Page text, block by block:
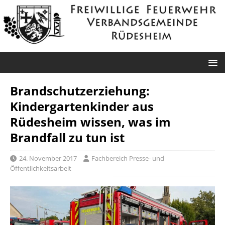
Brandschutzerziehung:
Kindergartenkinder aus
Rüdesheim wissen, was im
Brandfall zu tun ist
24. November 2017
Fachbereich Presse- und
Öffentlichkeitsarbeit
Roxheim: Unklare
Rauchentwicklung
Sprendlingen: Überörtliche Hilfe bei
Industriebrand in Sprendlingen